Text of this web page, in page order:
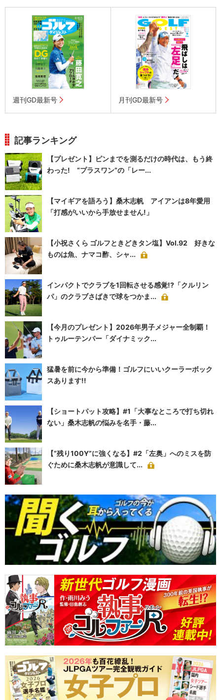
週刊GD最新号 月刊GD最新号
記事ランキング
【プレゼント】ピンまでを測るだけの時代は、もう終
わった! “プラスワン”の「レー...
【マイギアを語ろう】桑木志帆 アイアンは8年愛用
「打感がいいから手放せません!」
【小祝さくら ゴルフときどきタン塩】Vol.92 好きな
ものは魚、ナマコ酢、シャ...
インパクトでクラブを1回転させる感覚!?「クルリン
パ」のクラブさばきで球をつかま...
【今月のプレゼント】2026年男子メジャー全制覇！
トゥルーテンパー「ダイナミック...
猛暑を前に今から準備！ゴルフにいいクーラーボック
スあります!!
【ショートパット攻略】#1「大事なところで打ち切れ
ない」桑木志帆の悩みを名手・藤...
【“残り100Y”に強くなる】#2「左奥」へのミスを防
ぐために桑木志帆が意識して...